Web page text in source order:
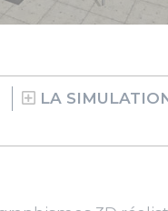
LA